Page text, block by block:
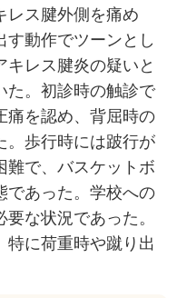
レス腱外側を痛め
動作でツーンとし
レス腱炎の疑いと
た。初診時の触診で
痛を認め、背屈時の
。歩行時には跛行が
難で、バスケットボ
であった。学校への
な状況であった。
特に荷重時や蹴り出